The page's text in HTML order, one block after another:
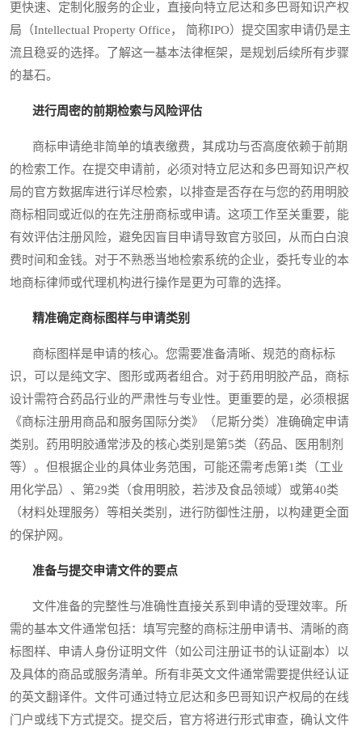
更快速、定制化服务的企业，直接向特立尼达和多巴哥知识产权
局（Intellectual Property Office， 简称IPO）提交国家申请仍是主
流且稳妥的选择。了解这一基本法律框架，是规划后续所有步骤
的基石。
进行周密的前期检索与风险评估
商标申请绝非简单的填表缴费，其成功与否高度依赖于前期
的检索工作。在提交申请前，必须对特立尼达和多巴哥知识产权
局的官方数据库进行详尽检索，以排查是否存在与您的药用明胶
商标相同或近似的在先注册商标或申请。这项工作至关重要，能
有效评估注册风险，避免因盲目申请导致官方驳回，从而白白浪
费时间和金钱。对于不熟悉当地检索系统的企业，委托专业的本
地商标律师或代理机构进行操作是更为可靠的选择。
精准确定商标图样与申请类别
商标图样是申请的核心。您需要准备清晰、规范的商标标
识，可以是纯文字、图形或两者组合。对于药用明胶产品，商标
设计需符合药品行业的严肃性与专业性。更重要的是，必须根据
《商标注册用商品和服务国际分类》（尼斯分类）准确确定申请
类别。药用明胶通常涉及的核心类别是第5类（药品、医用制剂
等）。但根据企业的具体业务范围，可能还需考虑第1类（工业
用化学品）、第29类（食用明胶，若涉及食品领域）或第40类
（材料处理服务）等相关类别，进行防御性注册，以构建更全面
的保护网。
准备与提交申请文件的要点
文件准备的完整性与准确性直接关系到申请的受理效率。所
需的基本文件通常包括：填写完整的商标注册申请书、清晰的商
标图样、申请人身份证明文件（如公司注册证书的认证副本）以
及具体的商品或服务清单。所有非英文文件通常需要提供经认证
的英文翻译件。文件可通过特立尼达和多巴哥知识产权局的在线
门户或线下方式提交。提交后，官方将进行形式审查，确认文件